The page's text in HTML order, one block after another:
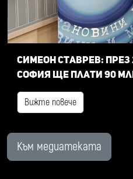
Симеон Ставрев:
София ще плати 90
Вижте повече
Към медиатеката